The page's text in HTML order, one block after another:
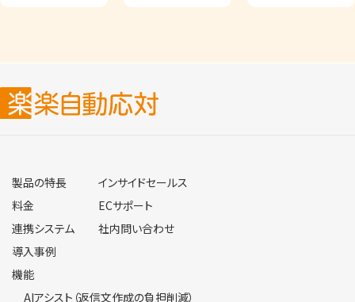
製品の特長
料金
連携システム
導入事例
インサイドセールス
ECサポート
社内問い合わせ
機能
AIアシスト（返信文作成の負担削減）